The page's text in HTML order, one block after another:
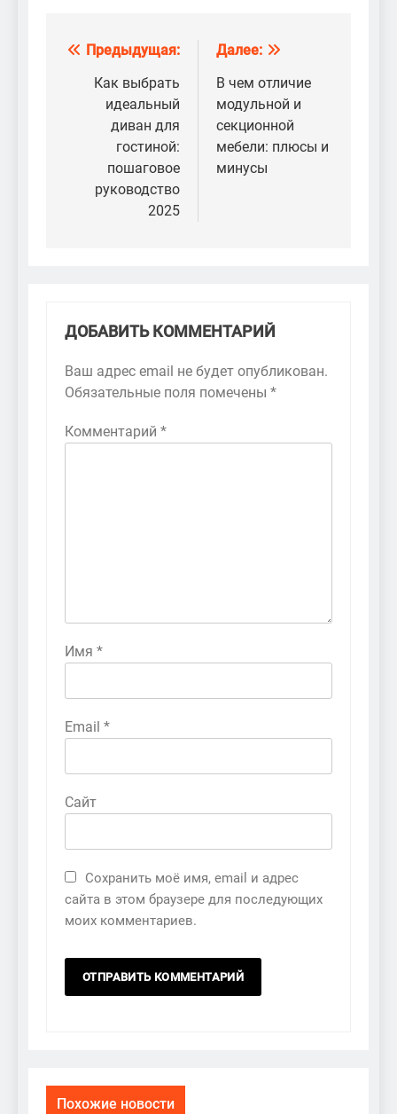
Навигация
записям
Предыдущая:
Как выбрать
идеальный
диван для
гостиной:
пошаговое
руководство
2025
Далее:
В чем отличие
модульной и
секционной
мебели: плюсы и
минусы
ДОБАВИТЬ КОММЕНТАРИЙ
Ваш адрес email не будет опубликован.
Обязательные поля помечены *
Комментарий *
Имя *
Email *
Сайт
Сохранить моё имя, email и адрес
сайта в этом браузере для последующих
моих комментариев.
Похожие новости